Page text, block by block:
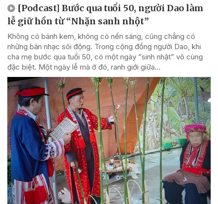
[Podcast] Bước qua tuổi 50, người Dao làm
lễ giữ hồn từ “Nhặn sanh nhột”
Không có bánh kem, không có nến sáng, cũng chẳng có
những bản nhạc sôi động. Trong cộng đồng người Dao, khi
cha mẹ bước qua tuổi 50, có một ngày “sinh nhật” vô cùng
đặc biệt. Một ngày lễ mà ở đó, ranh giới giữa...